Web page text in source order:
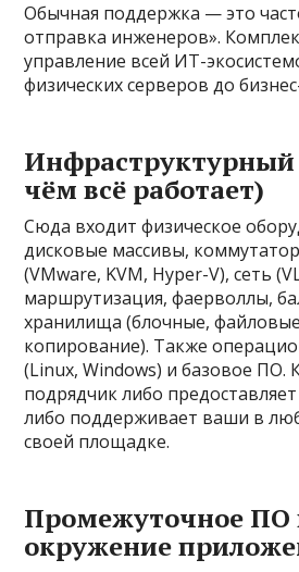
Обычная поддержка — это
отправка инженеров».
управление всей ИТ-
физических серверов до
Инфраструктурный
чём всё работает)
Сюда входит физическое
дисковые массивы,
(VMware, KVM, Hyper-V), сеть
маршрутизация, фаерволлы,
хранилища (блочные,
копирование). Также
(Linux, Windows) и базовое ПО.
подрядчик либо
либо поддерживает ваши в
своей площадке.
Промежуточное ПО
окружение